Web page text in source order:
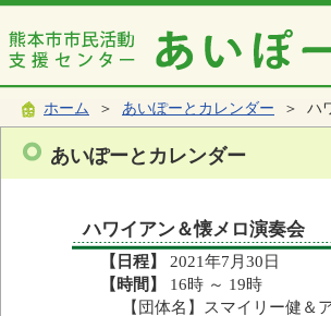
ホーム ＞ あいぽーとカレンダー ＞ ハ
あいぽーとカレンダー
ハワイアン＆懐メロ演奏会
【日程】
2021年7月30日
【時間】
16時 ～ 19時
【団体名】スマイリー健＆